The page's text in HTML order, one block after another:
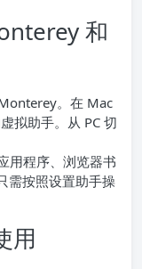
和
。在 Mac
拟助手。从 PC 切
用程序、浏览器书
需按照设置助手操
用